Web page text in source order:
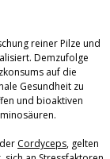
reiner Pilze und
Demzufolge
auf die
Gesundheit zu
und bioaktiven
Cordyceps, gelten